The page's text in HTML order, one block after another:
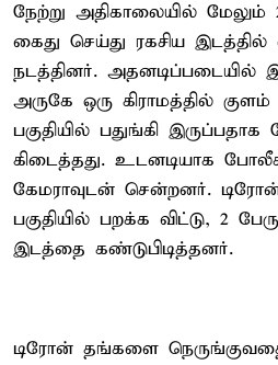
நேற்று அதிகாலையில்
கைது செய்து ரகசிய
நடத்தினர். அதனடிப்படையில்
அருகே ஒரு கிராமத்தில்
பகுதியில் பதுங்கி
கிடைத்தது. உடனடியாக
கேமராவுடன் சென்றனர்.
பகுதியில் பறக்க விட்டு, 2
இடத்தை கண்டுபிடித்தனர்.
டிரோன் தங்களை